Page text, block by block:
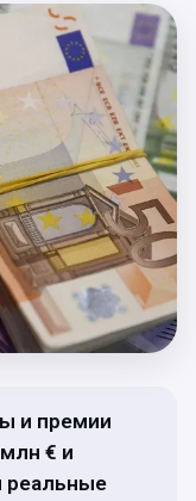
и премии
€ и
реальные